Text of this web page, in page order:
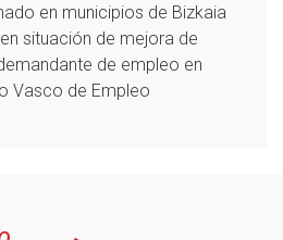
en municipios de Bizkaia
situación de mejora de
de empleo en
Vasco de Empleo